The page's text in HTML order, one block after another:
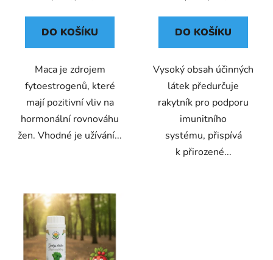
DO KOŠÍKU
Maca je zdrojem
fytoestrogenů, které
mají pozitivní vliv na
hormonální rovnováhu
žen. Vhodné je užívání...
DO KOŠÍKU
Vysoký obsah účinných
látek předurčuje
rakytník pro podporu
imunitního
systému, přispívá
k přirozené...